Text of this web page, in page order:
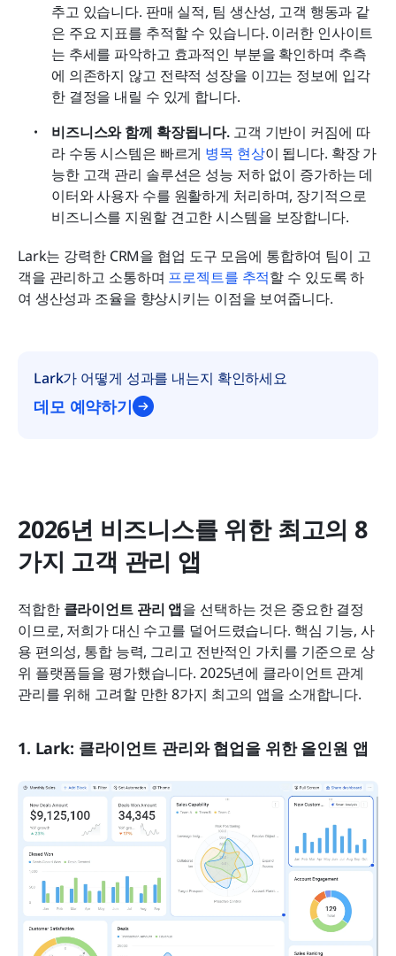
추고 있습니다. 판매 실적, 팀 생산성, 고객 행동과 같
은 주요 지표를 추적할 수 있습니다. 이러한 인사이트
는 추세를 파악하고 효과적인 부분을 확인하며 추측
에 의존하지 않고 전략적 성장을 이끄는 정보에 입각
한 결정을 내릴 수 있게 합니다.
비즈니스와 함께 확장됩니다. 고객 기반이 커짐에 따
라 수동 시스템은 빠르게 병목 현상이 됩니다. 확장 가
능한 고객 관리 솔루션은 성능 저하 없이 증가하는 데
이터와 사용자 수를 원활하게 처리하며, 장기적으로
비즈니스를 지원할 견고한 시스템을 보장합니다.
Lark는 강력한 CRM을 협업 도구 모음에 통합하여 팀이 고
객을 관리하고 소통하며 프로젝트를 추적할 수 있도록 하
여 생산성과 조율을 향상시키는 이점을 보여줍니다.
Lark가 어떻게 성과를 내는지 확인하세요
데모 예약하기
2026년 비즈니스를 위한 최고의 8
가지 고객 관리 앱
적합한 클라이언트 관리 앱을 선택하는 것은 중요한 결정
이므로, 저희가 대신 수고를 덜어드렸습니다. 핵심 기능, 사
용 편의성, 통합 능력, 그리고 전반적인 가치를 기준으로 상
위 플랫폼들을 평가했습니다. 2025년에 클라이언트 관계
관리를 위해 고려할 만한 8가지 최고의 앱을 소개합니다.
1. Lark: 클라이언트 관리와 협업을 위한 올인원 앱